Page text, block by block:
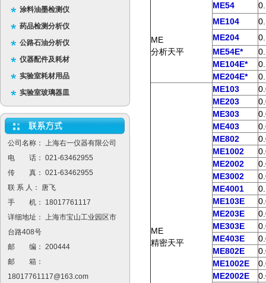
涂料油墨检测仪
药品检测分析仪
公路石油分析仪
仪器配件及耗材
实验室耗材用品
实验室玻璃器皿
公司名称： 上海右一仪器有限公司
电 话： 021-63462955
传 真： 021-63462955
联 系 人： 唐飞
手 机： 18017761117
详细地址： 上海市宝山工业园区市
台路408号
邮 编： 200444
邮 箱：
18017761117@163.com
ME
分析天平
ME54
ME104
ME204
ME54E*
ME104E*
ME204E*
ME
精密天平
ME103
ME203
ME303
ME403
ME802
ME1002
ME2002
ME3002
ME4001
ME103E
ME203E
ME303E
ME403E
ME802E
ME1002E
ME2002E